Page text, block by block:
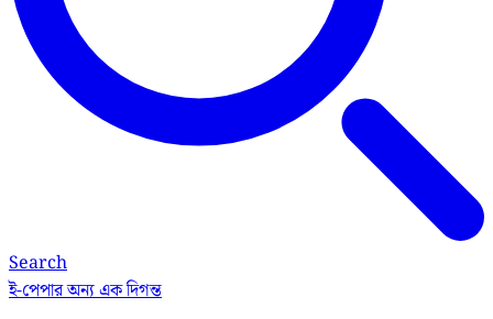
Search
ই-পেপারঅন্য এক দিগন্ত